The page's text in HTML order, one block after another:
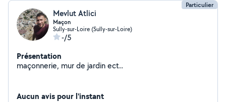
Particulier
Mevlut Atlici
Maçon
Sully-sur-Loire (Sully-sur-Loire)
-/5
Présentation
maçonnerie, mur de jardin ect..
Aucun avis pour l'instant